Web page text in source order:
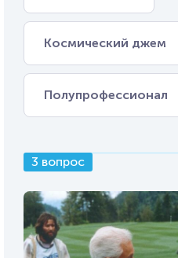
Космический джем
Полупрофессионал
3 вопрос